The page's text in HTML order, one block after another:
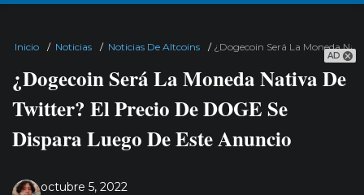
AD
Inicio / Noticias / Noticias De Altcoins / ¿Dogecoin Será La Moneda
¿Dogecoin Será La Moneda Nativa De
Twitter? El Precio De DOGE Se
Dispara Luego De Este Anuncio
octubre 5, 2022